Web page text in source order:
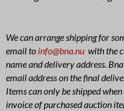
We can arrange shipping for
email to info@bna.nuwith the
name and delivery address.
email address on the final
Items can only be shipped
invoice of purchased auction